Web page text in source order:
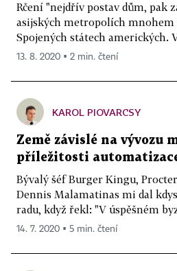
Rčení "nejdřív postav dům, pak
asijských metropolích mnohem
Spojených státech amerických.
13. 8. 2020 ▪ 2 min. čtení
KAROL PIOVARCSY
Země závislé na vývozu
příležitosti
Bývalý šéf Burger Kingu,
Dennis Malamatinas mi dal
radu, když řekl: "V úspěšném
14. 7. 2020 ▪ 5 min. čtení